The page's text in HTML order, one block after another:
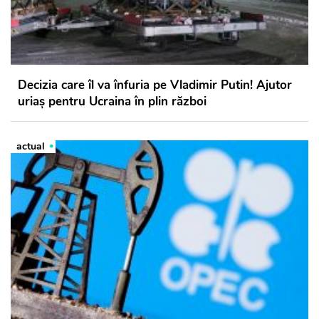
Decizia care îl va înfuria pe Vladimir Putin! Ajutor
uriaş pentru Ucraina în plin război
actual